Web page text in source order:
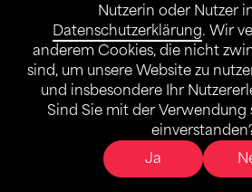
Nutzerin oder Nutzer
Datenschutzerklärung. Wir
anderem Cookies, die nicht
sind, um unsere Website zu
und insbesondere Ihr
Sind Sie mit der Verwendung
Ja